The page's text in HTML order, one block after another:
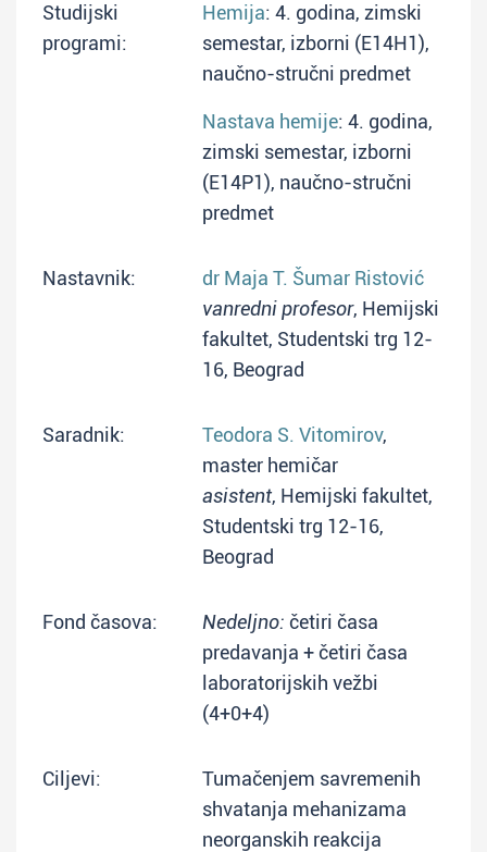
Studijski
programi:
Hemija: 4. godina, zimski
semestar, izborni (E14H1),
naučno-stručni predmet
Nastava hemije: 4. godina,
zimski semestar, izborni
(E14P1), naučno-stručni
predmet
Nastavnik:
dr Maja T. Šumar Ristović
vanredni profesor, Hemijski
fakultet, Studentski trg 12-
16, Beograd
Saradnik: Teodora S. Vitomirov,
master hemičar
asistent, Hemijski fakultet,
Studentski trg 12-16,
Beograd
Fond časova: Nedeljno: četiri časa
predavanja + četiri časa
laboratorijskih vežbi
(4+0+4)
Ciljevi:
Tumačenjem savremenih
shvatanja mehanizama
neorganskih reakcija